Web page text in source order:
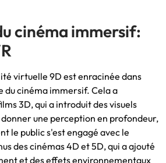
cinéma immersif:
virtuelle 9D est enracinée dans
du cinéma immersif. Cela a
3D, qui a introduit des visuels
une perception en profondeur,
le public s'est engagé avec le
des cinémas 4D et 5D, qui a ajouté
et des effets environnementaux